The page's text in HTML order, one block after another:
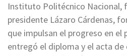
Instituto Politécnico Nacional,
presidente Lázaro Cárdenas,
que impulsan el progreso en el
entregó el diploma y el acta